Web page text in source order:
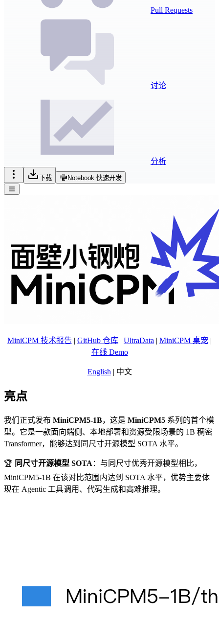
Pull Requests
讨论
分析
下载 Notebook 快速开发
MiniCPM 技术报告 | GitHub 仓库 | UltraData | MiniCPM 桌宠 |
在线 Demo
English | 中文
亮点
我们正式发布 MiniCPM5-1B，这是 MiniCPM5 系列的首个模
型。它是一款面向端侧、本地部署和资源受限场景的 1B 稠密
Transformer，能够达到同尺寸开源模型 SOTA 水平。
🏆 同尺寸开源模型 SOTA ：与同尺寸优秀开源模型相比，
MiniCPM5-1B 在该对比范围内达到 SOTA 水平，优势主要体
现在 Agentic 工具调用、代码生成和高难推理。